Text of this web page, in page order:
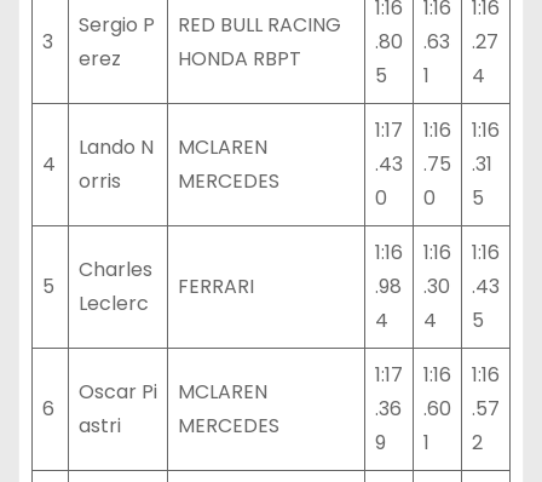
3
Sergio P
erez
RED BULL RACING
HONDA RBPT
1:16
.80
5
1:16
.63
1
1:16
.27
4
4
Lando N
orris
MCLAREN
MERCEDES
1:17
.43
0
1:16
.75
0
1:16
.31
5
5
Charles
Leclerc
FERRARI
1:16
.98
4
1:16
.30
4
1:16
.43
5
6
Oscar Pi
astri
MCLAREN
MERCEDES
1:17
.36
9
1:16
.60
1
1:16
.57
2